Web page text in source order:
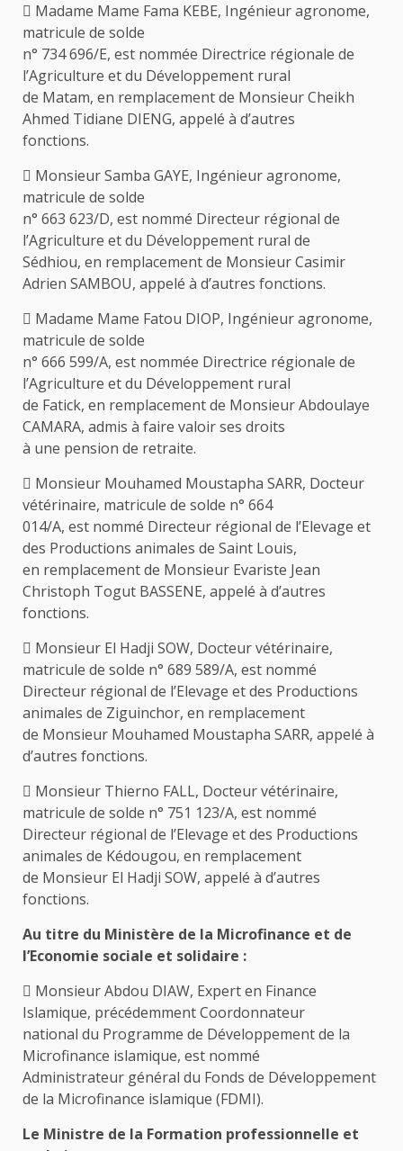
 Madame Mame Fama KEBE, Ingénieur agronome,
matricule de solde
n° 734 696/E, est nommée Directrice régionale de
l’Agriculture et du Développement rural
de Matam, en remplacement de Monsieur Cheikh
Ahmed Tidiane DIENG, appelé à d’autres
fonctions.
 Monsieur Samba GAYE, Ingénieur agronome,
matricule de solde
n° 663 623/D, est nommé Directeur régional de
l’Agriculture et du Développement rural de
Sédhiou, en remplacement de Monsieur Casimir
Adrien SAMBOU, appelé à d’autres fonctions.
 Madame Mame Fatou DIOP, Ingénieur agronome,
matricule de solde
n° 666 599/A, est nommée Directrice régionale de
l’Agriculture et du Développement rural
de Fatick, en remplacement de Monsieur Abdoulaye
CAMARA, admis à faire valoir ses droits
à une pension de retraite.
 Monsieur Mouhamed Moustapha SARR, Docteur
vétérinaire, matricule de solde n° 664
014/A, est nommé Directeur régional de l’Elevage et
des Productions animales de Saint Louis,
en remplacement de Monsieur Evariste Jean
Christoph Togut BASSENE, appelé à d’autres
fonctions.
 Monsieur El Hadji SOW, Docteur vétérinaire,
matricule de solde n° 689 589/A, est nommé
Directeur régional de l’Elevage et des Productions
animales de Ziguinchor, en remplacement
de Monsieur Mouhamed Moustapha SARR, appelé à
d’autres fonctions.
 Monsieur Thierno FALL, Docteur vétérinaire,
matricule de solde n° 751 123/A, est nommé
Directeur régional de l’Elevage et des Productions
animales de Kédougou, en remplacement
de Monsieur El Hadji SOW, appelé à d’autres
fonctions.
Au titre du Ministère de la Microfinance et de
l’Economie sociale et solidaire :
 Monsieur Abdou DIAW, Expert en Finance
Islamique, précédemment Coordonnateur
national du Programme de Développement de la
Microfinance islamique, est nommé
Administrateur général du Fonds de Développement
de la Microfinance islamique (FDMI).
Le Ministre de la Formation professionnelle et